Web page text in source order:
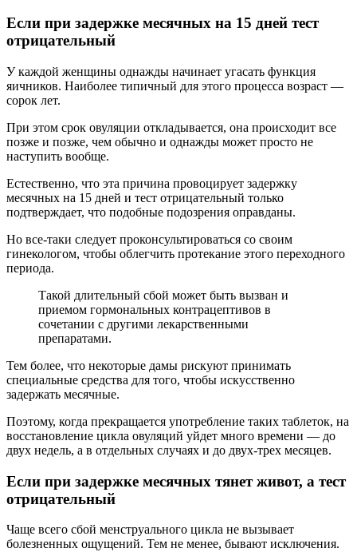
Если при задержке месячных на 15 дней тест
отрицательный
У каждой женщины однажды начинает угасать функция
яичников. Наиболее типичный для этого процесса возраст —
сорок лет.
При этом срок овуляции откладывается, она происходит все
позже и позже, чем обычно и однажды может просто не
наступить вообще.
Естественно, что эта причина провоцирует задержку
месячных на 15 дней и тест отрицательный только
подтверждает, что подобные подозрения оправданы.
Но все-таки следует проконсультироваться со своим
гинекологом, чтобы облегчить протекание этого переходного
периода.
Такой длительный сбой может быть вызван и
приемом гормональных контрацептивов в
сочетании с другими лекарственными
препаратами.
Тем более, что некоторые дамы рискуют принимать
специальные средства для того, чтобы искусственно
задержать месячные.
Поэтому, когда прекращается употребление таких таблеток, на
восстановление цикла овуляций уйдет много времени — до
двух недель, а в отдельных случаях и до двух-трех месяцев.
Если при задержке месячных тянет живот, а тест
отрицательный
Чаще всего сбой менструального цикла не вызывает
болезненных ощущений. Тем не менее, бывают исключения.